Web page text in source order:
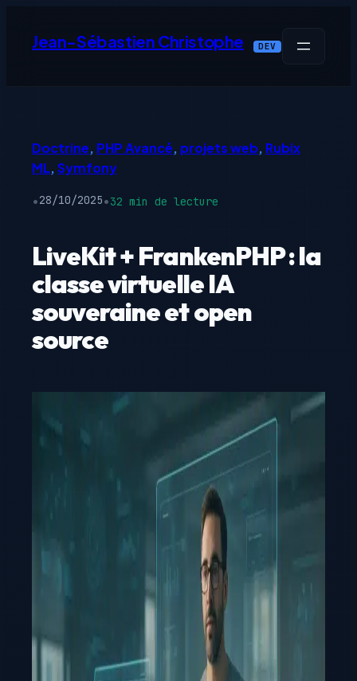
contenu
Jean-Sébastien Christophe DEV
Doctrine, PHP Avancé, projets web, Rubix
ML, Symfony
•28/10/2025•32 min de lecture
LiveKit + FrankenPHP : la
classe virtuelle IA
souveraine et open
source